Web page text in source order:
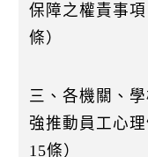
保障之權責事
條）
三、各機關、
強推動員工心
15條）